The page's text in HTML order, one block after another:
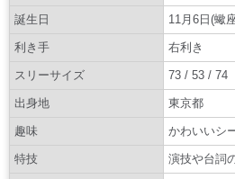
誕生日 11月6日(蠍
利き手 右利き
スリーサイズ 73 / 53 / 74
出身地 東京都
趣味 かわいいシ
特技 演技や台詞